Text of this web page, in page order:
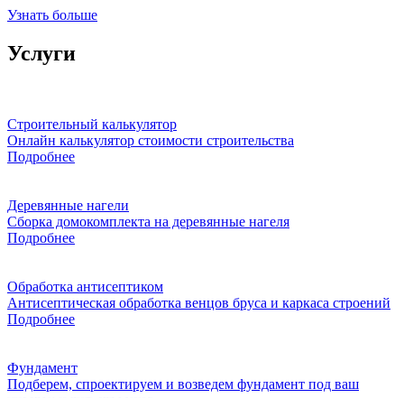
Узнать больше
Услуги
Строительный калькулятор
Онлайн калькулятор стоимости строительства
Подробнее
Деревянные нагели
Сборка домокомплекта на деревянные нагеля
Подробнее
Обработка антисептиком
Антисептическая обработка венцов бруса и каркаса строений
Подробнее
Фундамент
Подберем, спроектируем и возведем фундамент под ваш